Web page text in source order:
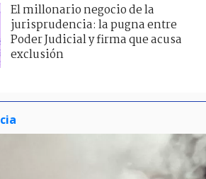
El millonario negocio de la
jurisprudencia: la pugna entre
Poder Judicial y firma que acusa
exclusión